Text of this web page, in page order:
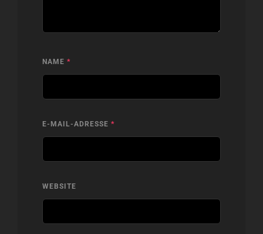
NAME *
E-MAIL-ADRESSE *
WEBSITE